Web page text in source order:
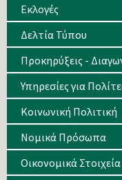
Eκλογές
Δελτία Τύπου
Προκηρύξεις -
Υπηρεσίες για
Κοινωνική Πολιτική
Νομικά Πρόσωπα
Οικονομικά Στοιχεία